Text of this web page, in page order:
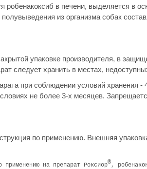
робенакоксиб в печени, выделяется в
из организма собак
упаковке производителя, в
следует хранить в местах,
при соблюдении условий хранения
не более 3-х месяцев.
по применению. Внешняя
применению на препарат Роксиор®,